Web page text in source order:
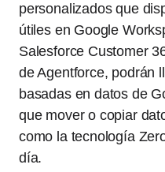
personalizados que
útiles en Google
Salesforce Customer
de Agentforce, podrán
basadas en datos de
que mover o copiar
como la tecnología
día.